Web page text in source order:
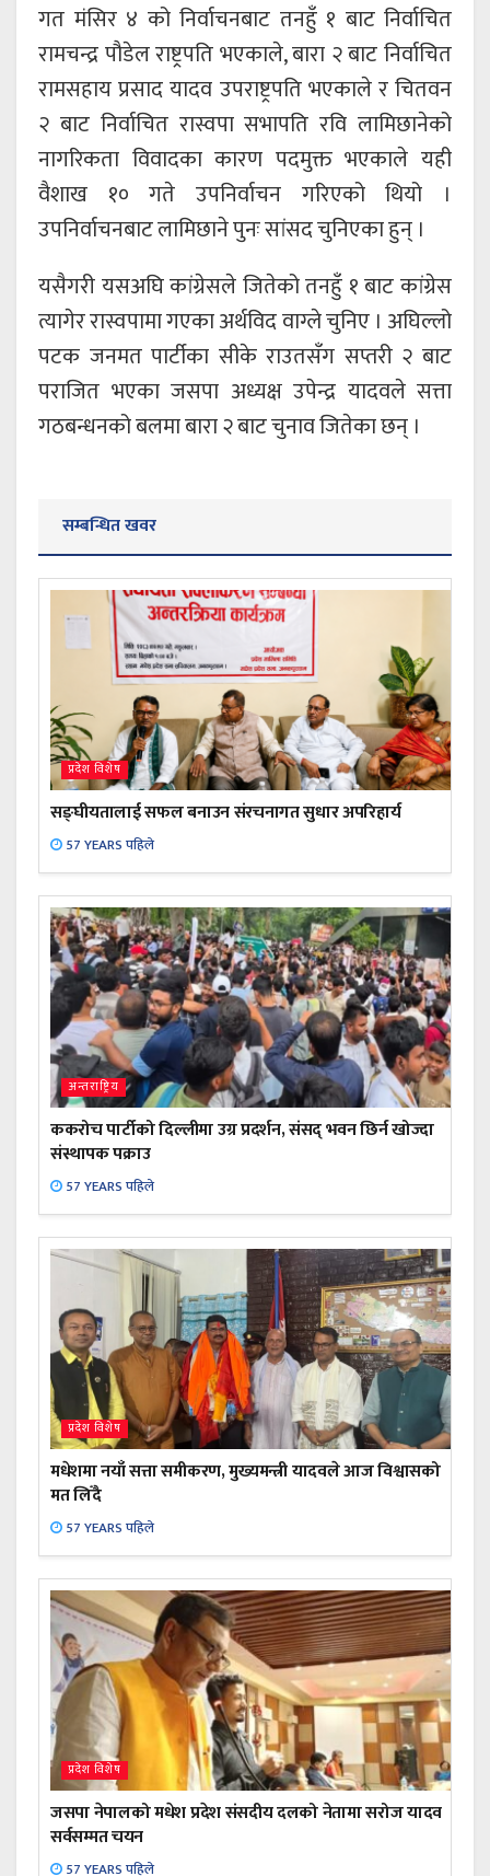
गत मंसिर ४ को निर्वाचनबाट तनहुँ १ बाट निर्वाचित
रामचन्द्र पौडेल राष्ट्रपति भएकाले, बारा २ बाट निर्वाचित
रामसहाय प्रसाद यादव उपराष्ट्रपति भएकाले र चितवन
२ बाट निर्वाचित रास्वपा सभापति रवि लामिछानेको
नागरिकता विवादका कारण पदमुक्त भएकाले यही
वैशाख १० गते उपनिर्वाचन गरिएको थियो ।
उपनिर्वाचनबाट लामिछाने पुनः सांसद चुनिएका हुन् ।
यसैगरी यसअघि कांग्रेसले जितेको तनहुँ १ बाट कांग्रेस
त्यागेर रास्वपामा गएका अर्थविद वाग्ले चुनिए । अघिल्लो
पटक जनमत पार्टीका सीके राउतसँग सप्तरी २ बाट
पराजित भएका जसपा अध्यक्ष उपेन्द्र यादवले सत्ता
गठबन्धनको बलमा बारा २ बाट चुनाव जितेका छन् ।
सम्बन्धित खवर
प्रदेश विशेष
सङ्घीयतालाई सफल बनाउन संरचनागत सुधार अपरिहार्य
57 YEARS पहिले
अन्तराष्ट्रिय
ककरोच पार्टीको दिल्लीमा उग्र प्रदर्शन, संसद् भवन छिर्न खोज्दा
संस्थापक पक्राउ
57 YEARS पहिले
प्रदेश विशेष
मधेशमा नयाँ सत्ता समीकरण, मुख्यमन्त्री यादवले आज विश्वासको
मत लिँदै
57 YEARS पहिले
प्रदेश विशेष
जसपा नेपालको मधेश प्रदेश संसदीय दलको नेतामा सरोज यादव
सर्वसम्मत चयन
57 YEARS पहिले